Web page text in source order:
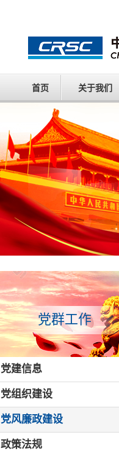
首页 关于我们
党群工作
党建信息
党组织建设
党风廉政建设
政策法规